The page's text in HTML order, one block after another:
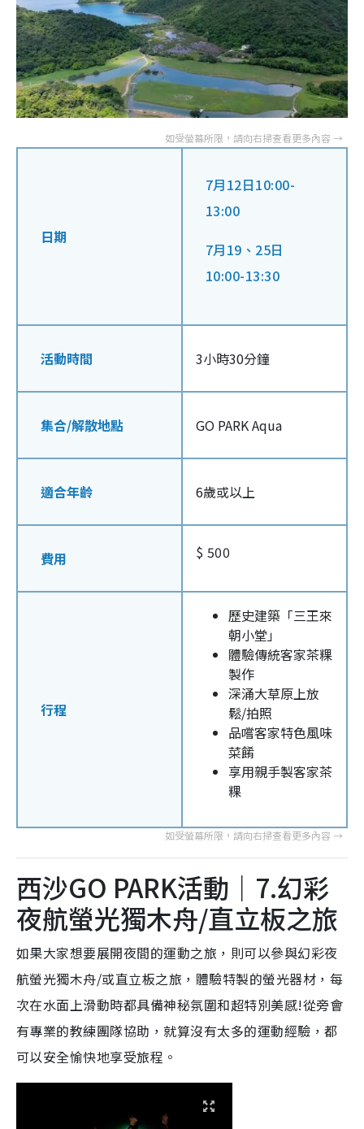
日期
7月12日10:00-
13:00
7月19、25日
10:00-13:30
活動時間 3小時30分鐘
集合/解散地點 GO PARK Aqua
適合年齡 6歲或以上
費用 $ 500
行程
歷史建築「三王來
朝小堂」
體驗傳統客家茶粿
製作
深涌大草原上放
鬆/拍照
品嚐客家特色風味
菜餚
享用親手製客家茶
粿
西沙GO PARK活動｜7.幻彩
夜航螢光獨木舟/直立板之旅
如果大家想要展開夜間的運動之旅，則可以參與幻彩夜
航螢光獨木舟/或直立板之旅，體驗特製的螢光器材，每
次在水面上滑動時都具備神秘氛圍和超特別美感!從旁會
有專業的教練團隊協助，就算沒有太多的運動經驗，都
可以安全愉快地享受旅程。